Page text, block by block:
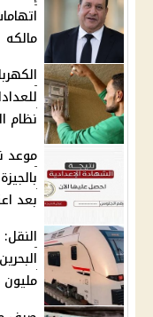
مالكه
نظام
بعد